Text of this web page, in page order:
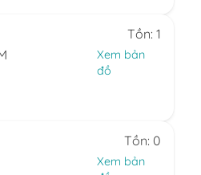
Tồn: 1
Xem bản
đồ
Tồn: 0
Xem bản